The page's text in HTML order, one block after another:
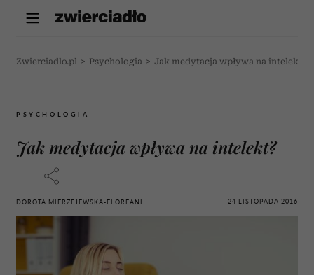
Zwierciadlo.pl > Psychologia > Jak medytacja wpływa na intelekt?
PSYCHOLOGIA
Jak medytacja wpływa na intelekt?
DOROTA MIERZEJEWSKA-FLOREANI 24 LISTOPADA 2016